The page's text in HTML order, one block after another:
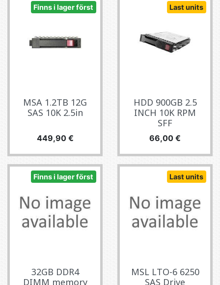
Finns i lager först
MSA 1.2TB 12G
SAS 10K 2.5in
Pris
449,90 €
Last units
HDD 900GB 2.5
INCH 10K RPM
SFF
Pris
66,00 €
Finns i lager först
32GB DDR4
DIMM memory
Last units
MSL LTO-6 6250
SAS Drive